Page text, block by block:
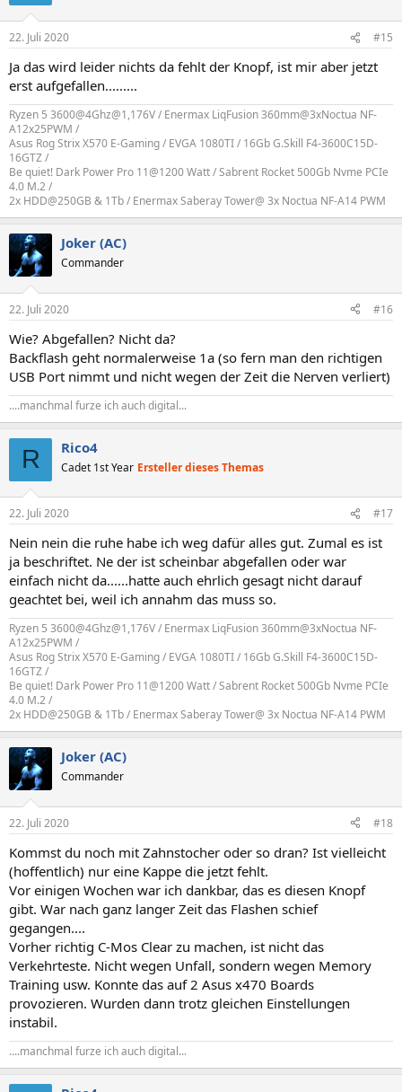
22. Juli 2020 #15
Ja das wird leider nichts da fehlt der Knopf, ist mir aber jetzt
erst aufgefallen.........
Ryzen 5 3600@4Ghz@1,176V / Enermax LiqFusion 360mm@3xNoctua NF-
A12x25PWM /
Asus Rog Strix X570 E-Gaming / EVGA 1080TI / 16Gb G.Skill F4-3600C15D-
16GTZ /
Be quiet! Dark Power Pro 11@1200 Watt / Sabrent Rocket 500Gb Nvme PCIe
4.0 M.2 /
2x HDD@250GB & 1Tb / Enermax Saberay Tower@ 3x Noctua NF-A14 PWM
Joker (AC)
Commander
22. Juli 2020 #16
Wie? Abgefallen? Nicht da?
Backflash geht normalerweise 1a (so fern man den richtigen
USB Port nimmt und nicht wegen der Zeit die Nerven verliert)
....manchmal furze ich auch digital...
R Rico4
Cadet 1st Year Ersteller dieses Themas
22. Juli 2020 #17
Nein nein die ruhe habe ich weg dafür alles gut. Zumal es ist
ja beschriftet. Ne der ist scheinbar abgefallen oder war
einfach nicht da......hatte auch ehrlich gesagt nicht darauf
geachtet bei, weil ich annahm das muss so.
Ryzen 5 3600@4Ghz@1,176V / Enermax LiqFusion 360mm@3xNoctua NF-
A12x25PWM /
Asus Rog Strix X570 E-Gaming / EVGA 1080TI / 16Gb G.Skill F4-3600C15D-
16GTZ /
Be quiet! Dark Power Pro 11@1200 Watt / Sabrent Rocket 500Gb Nvme PCIe
4.0 M.2 /
2x HDD@250GB & 1Tb / Enermax Saberay Tower@ 3x Noctua NF-A14 PWM
Joker (AC)
Commander
22. Juli 2020 #18
Kommst du noch mit Zahnstocher oder so dran? Ist vielleicht
(hoffentlich) nur eine Kappe die jetzt fehlt.
Vor einigen Wochen war ich dankbar, das es diesen Knopf
gibt. War nach ganz langer Zeit das Flashen schief
gegangen....
Vorher richtig C-Mos Clear zu machen, ist nicht das
Verkehrteste. Nicht wegen Unfall, sondern wegen Memory
Training usw. Konnte das auf 2 Asus x470 Boards
provozieren. Wurden dann trotz gleichen Einstellungen
instabil.
....manchmal furze ich auch digital...